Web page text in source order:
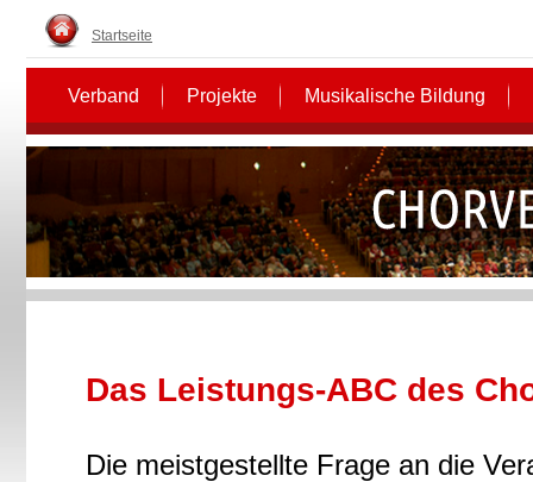
Startseite
Verband Projekte Musikalische Bildung
Das Leistungs-ABC des
Die meistgestellte Frage an die